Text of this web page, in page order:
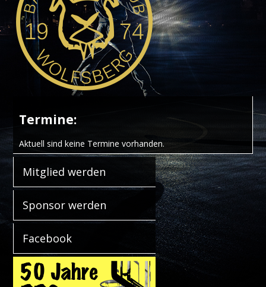
Termine:
Aktuell sind keine Termine vorhanden.
Mitglied werden
Sponsor werden
Facebook